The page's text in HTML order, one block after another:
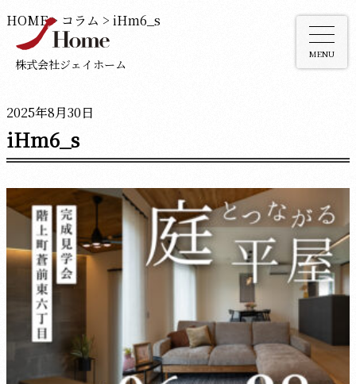
株式会社ジェイホーム
MENU
HOME> コラム > iHm6_s
2025年8月30日
iHm6_s